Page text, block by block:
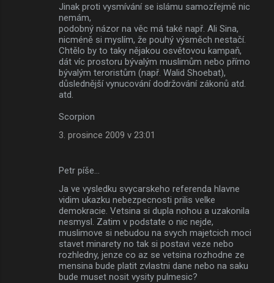
Jinak proti vysmívání se islámu samozřejmě nic
nemám,
podobný názor na věc má také např. Ali Sina,
nicméně si myslím, že pouhý výsměch nestačí.
Chtělo by to taky nějakou osvětovou kampaň,
dát víc prostoru bývalým muslimům nebo přímo
bývalým teroristům (např. Walid Shoebat),
důslednější vynucování dodržování zákonů atd.
atd.
Scorpion
3. prosince 2009 v 23:01
Petr píše…
Ja ve vysledku svycarskeho referenda hlavne
vidim ukazku nebezpecnosti prilis velke
demokracie. Vetsina si dupla nohou a uzakonila
nesmysl. Zatim v podstate o nic nejde,
muslimove si nebudou na svych majetcich moci
stavet minarety no tak si postavi veze nebo
rozhledny, jenze co az se vetsina rozhodne ze
mensina bude platit zvlastni dane nebo na saku
bude muset nosit vysity pulmesic?